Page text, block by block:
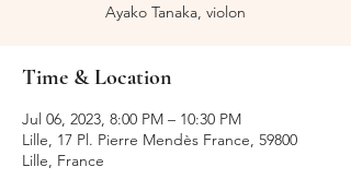
Ayako Tanaka, violon
Time & Location
Jul 06, 2023, 8:00 PM – 10:30 PM
Lille, 17 Pl. Pierre Mendès France, 59800
Lille, France